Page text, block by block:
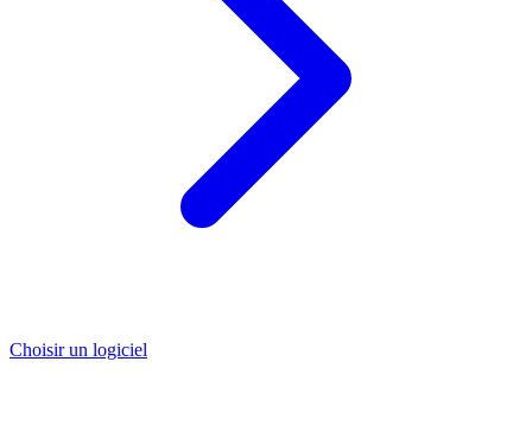
Choisir un logiciel